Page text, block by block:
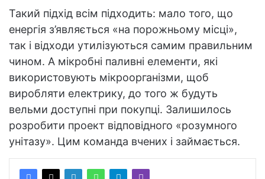
Такий підхід всім підходить: мало того, що
енергія з’являється «на порожньому місці»,
так і відходи утилізуються самим правильним
чином. А мікробні паливні елементи, які
використовують мікроорганізми, щоб
виробляти електрику, до того ж будуть
вельми доступні при покупці. Залишилось
розробити проект відповідного «розумного
унітазу». Цим команда вчених і займається.